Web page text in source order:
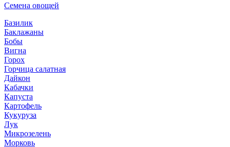
Семена овощей
Базилик
Баклажаны
Бобы
Вигна
Горох
Горчица салатная
Дайкон
Кабачки
Капуста
Картофель
Кукуруза
Лук
Микрозелень
Морковь